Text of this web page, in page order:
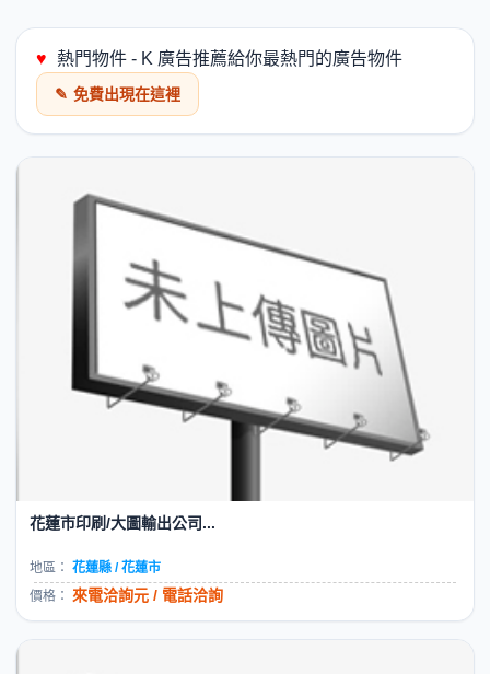
♥ 熱門物件 - K 廣告推薦給你最熱門的廣告物件
✎ 免費出現在這裡
花蓮市印刷/大圖輸出公司...
地區： 花蓮縣 / 花蓮市
價格： 來電洽詢元 / 電話洽詢